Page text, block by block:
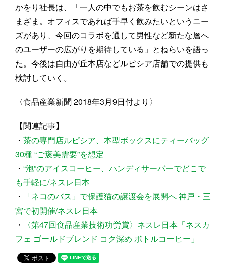
かをり社長は、「一人の中でもお茶を飲むシーンはさ
まざま。オフィスであれば手早く飲みたいというニー
ズがあり、今回のコラボを通して男性など新たな層へ
のユーザーの広がりを期待している」とねらいを語っ
た。今後は自由が丘本店などルピシア店舗での提供も
検討していく。
〈食品産業新聞 2018年3月9日付より〉
【関連記事】
・ 茶の専門店ルピシア、本型ボックスにティーバッグ
30種 “ご褒美需要”を想定
・ “泡”のアイスコーヒー、ハンディサーバーでどこで
も手軽に/ネスレ日本
・
「ネコのバス」で保護猫の譲渡会を展開へ 神戸・三
宮で初開催/ネスレ日本
・
〈第47回食品産業技術功労賞〉ネスレ日本「ネスカ
フェ ゴールドブレンド コク深め ボトルコーヒー」